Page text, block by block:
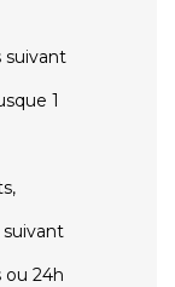
suivant
1
ou 24h